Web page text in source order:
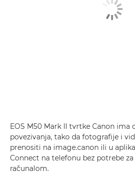
EOS M50 Mark II tvrtke Canon
povezivanja, tako da fotografije i
prenositi na image.canon ili u
Connect na telefonu bez potrebe
računalom.